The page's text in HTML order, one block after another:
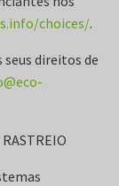
choices/.
direitos de